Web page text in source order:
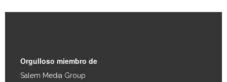
Orgulloso miembro de
Salem Media Group